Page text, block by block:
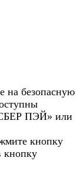
на безопасную
ПЭЙ» или
кнопку
кнопку